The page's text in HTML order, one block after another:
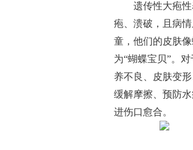
遗传性大疱
疱、溃破，且病
童，他们的皮肤
为“蝴蝶宝贝”。
养不良、皮肤变
缓解摩擦、预防
进伤口愈合。